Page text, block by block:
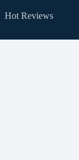
Hot Reviews